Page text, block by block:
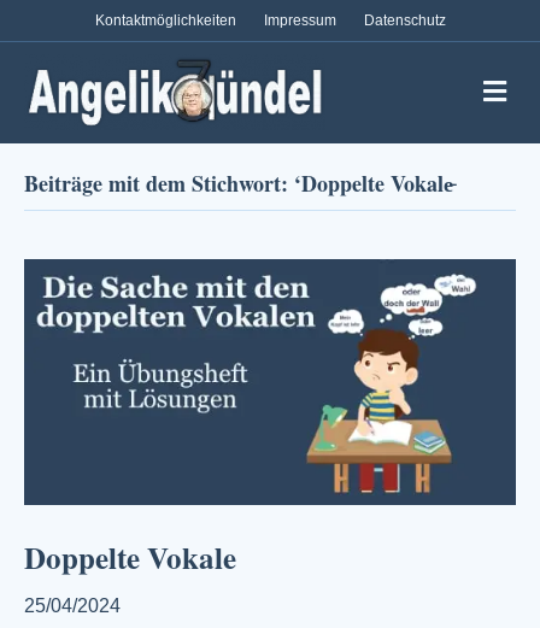
Kontaktmöglichkeiten Impressum Datenschutz
Beiträge mit dem Stichwort: ‘Doppelte Vokale̵
Doppelte Vokale
25/04/2024